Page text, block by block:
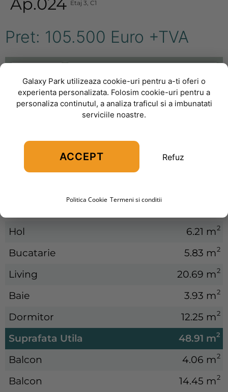
Etaj 3, C1
Pret: 105.500 Euro +TVA
Hol 6.21 m2
Bucatarie 5.83 m2
Living 20.69 m2
Baie 3.93 m2
Dormitor 12.25 m2
Suprafata Utila 48.91 m2
Balcon 4.06 m2
Balcon 14.45 m2
Galaxy Park utilizeaza cookie-uri pentru a-ti oferi o
experienta personalizata. Folosim cookie-uri pentru a
personaliza continutul, a analiza traficul si a imbunatati
serviciile noastre.
ACCEPT Refuz
Politica Cookie Termeni si conditii